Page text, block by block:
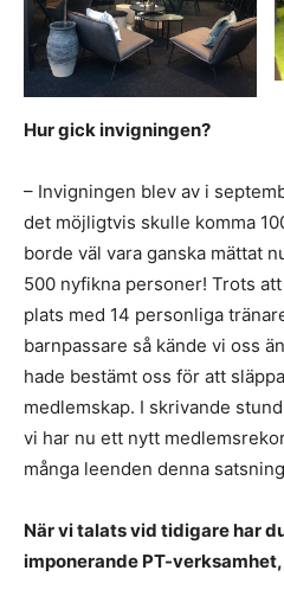
Hur gick invigningen?
– Invigningen blev av i
det möjligtvis skulle komma
borde väl vara ganska mättat
500 nyfikna personer! Trots
plats med 14 personliga
barnpassare så kände vi oss
hade bestämt oss för att
medlemskap. I skrivande
vi har nu ett nytt
många leenden denna
När vi talats vid tidigare har
imponerande PT-